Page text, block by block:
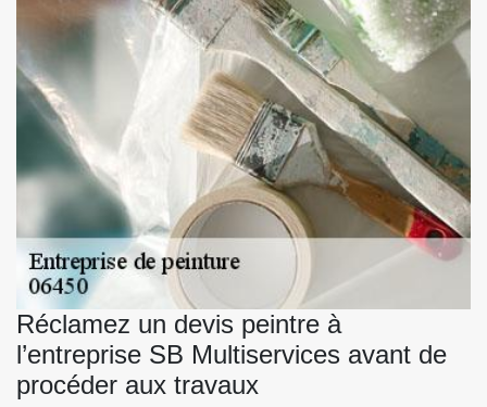
Réclamez un devis peintre à
l’entreprise SB Multiservices avant de
procéder aux travaux